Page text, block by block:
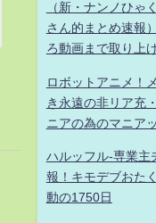
（新・ナンノひゃ
さん的まとめ速報
ろ動画まで取り上
ロボットアニメ！
き永遠の非リア充
ニアの為のマニア
ハルッフル-専業主
報！キモデブおた
動の1750日